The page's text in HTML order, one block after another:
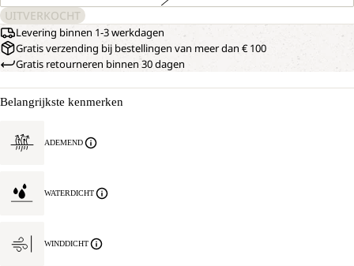
UITVERKOCHT
Levering binnen 1-3 werkdagen
Gratis verzending bij bestellingen van meer dan € 100
Gratis retourneren binnen 30 dagen
Belangrijkste kenmerken
ADEMEND
WATERDICHT
WINDDICHT